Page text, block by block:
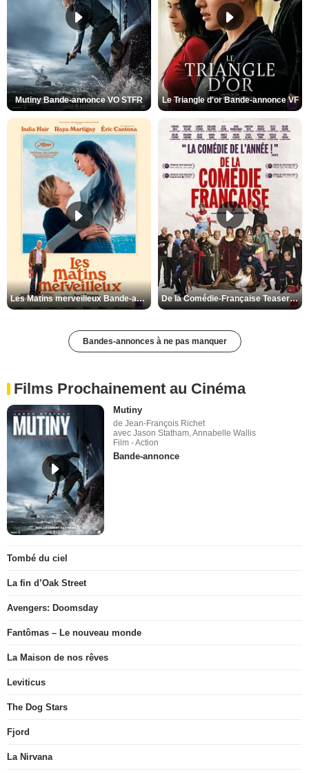
Mutiny Bande-annonce VO STFR Le Triangle d'or Bande-annonce VF
Les Matins merveilleux Bande-annonce VF De la Comédie-Française Teaser VF
Bandes-annonces à ne pas manquer
Films Prochainement au Cinéma
Mutiny
de Jean-François Richet
avec Jason Statham, Annabelle Wallis
Film - Action
Bande-annonce
Tombé du ciel
La fin d’Oak Street
Avengers: Doomsday
Fantômas – Le nouveau monde
La Maison de nos rêves
Leviticus
The Dog Stars
Fjord
La Nirvana